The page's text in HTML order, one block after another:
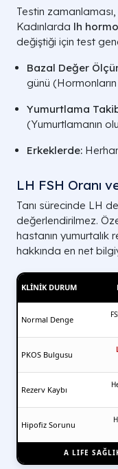
Testin
Kadınlarda lh
değiştiği için test
Bazal Değer
günü
Yumurtlama
(Yumurtlamanın
Erkeklerde:
LH FSH Oranı
Tanı sürecinde LH
değerlendirilmez.
hastanın yumurtalık
hakkında en net
KLINIK DURUM
Normal Denge
PKOS Bulgusu
Rezerv Kaybı
Hipofiz Sorunu
A LIFE